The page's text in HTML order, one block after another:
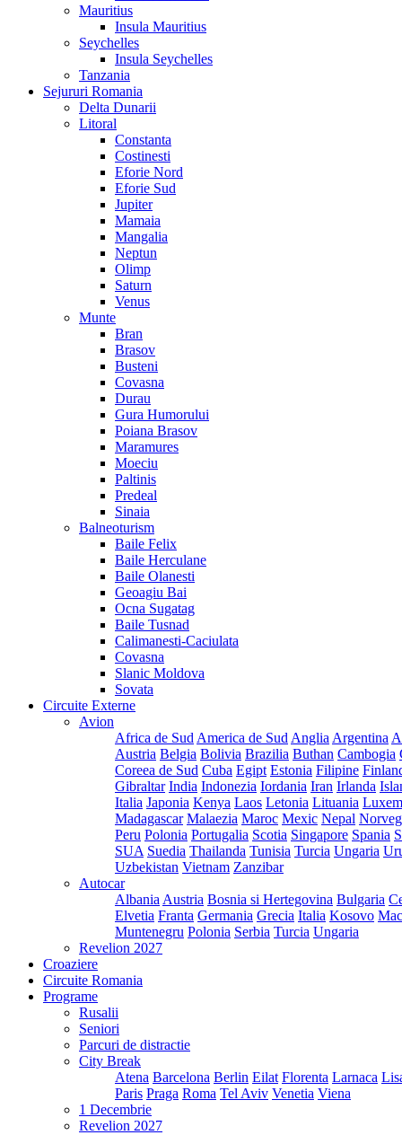
Mauritius
Insula Mauritius
Seychelles
Insula Seychelles
Tanzania
Sejururi Romania
Delta Dunarii
Litoral
Constanta
Costinesti
Eforie Nord
Eforie Sud
Jupiter
Mamaia
Mangalia
Neptun
Olimp
Saturn
Venus
Munte
Bran
Brasov
Busteni
Covasna
Durau
Gura Humorului
Poiana Brasov
Maramures
Moeciu
Paltinis
Predeal
Sinaia
Balneoturism
Baile Felix
Baile Herculane
Baile Olanesti
Geoagiu Bai
Ocna Sugatag
Baile Tusnad
Calimanesti-Caciulata
Covasna
Slanic Moldova
Sovata
Circuite Externe
Avion
Africa de Sud America de Sud Anglia Argentina
Austria Belgia Bolivia Brazilia Buthan Cambogia
Coreea de Sud Cuba Egipt Estonia Filipine
Gibraltar India Indonezia Iordania Iran Irlanda
Italia Japonia Kenya Laos Letonia Lituania
Madagascar Malaezia Maroc Mexic Nepal
Peru Polonia Portugalia Scotia Singapore Spania
SUA Suedia Thailanda Tunisia Turcia Ungaria
Uzbekistan Vietnam Zanzibar
Autocar
Albania Austria Bosnia si Hertegovina Bulgaria
Elvetia Franta Germania Grecia Italia Kosovo
Muntenegru Polonia Serbia Turcia Ungaria
Revelion 2027
Croaziere
Circuite Romania
Programe
Rusalii
Seniori
Parcuri de distractie
City Break
Atena Barcelona Berlin Eilat Florenta Larnaca
Paris Praga Roma Tel Aviv Venetia Viena
1 Decembrie
Revelion 2027